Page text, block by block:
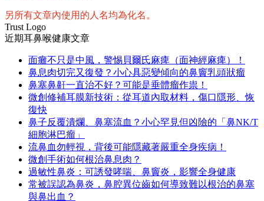
另所有文章內使用的人名均為化名。
Trust Logo
近期耳鼻喉健康文章
面癱不只是中風，警惕貝爾氏麻痺（面神經麻痺）！
鼻息肉切完又復發？小心具惡變傾向的鼻竇乳頭狀瘤
鼻塞鼻鼾一直治不好？可能是垂體瘤作祟！
微創修補耳膜新技術：從耳道內取材料，傷口隱形、恢
復快
鼻子反覆潰爛、鼻塞流血？小心罕見但凶險的「鼻NK/T
細胞淋巴瘤」
流鼻血勿輕視，背後可能隱藏著嚴重全身疾病！
微創手術如何根治鼻息肉？
過敏性鼻炎：可誘發哮喘、鼻竇炎，影響全身健康
常被誤認為鼻炎，鼻腔異位齒如何導致難以根治的鼻塞
與鼻出血？